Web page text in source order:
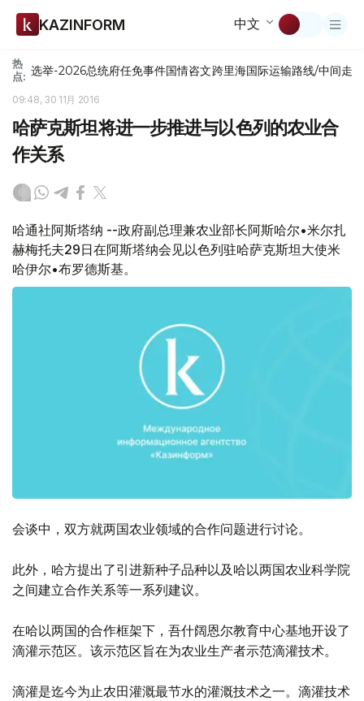
KAZINFORM 中文
热
点: 选举-2026总统府任免事件国情咨文跨里海国际运输路线/中间走廊
09:48, 30 11月 2016
哈萨克斯坦将进一步推进与以色列的农业合
作关系
哈通社阿斯塔纳 --政府副总理兼农业部长阿斯哈尔•米尔扎
赫梅托夫29日在阿斯塔纳会见以色列驻哈萨克斯坦大使米
哈伊尔•布罗德斯基。
会谈中，双方就两国农业领域的合作问题进行讨论。
此外，哈方提出了引进新种子品种以及哈以两国农业科学院
之间建立合作关系等一系列建议。
在哈以两国的合作框架下，吾什阔恩尔教育中心基地开设了
滴灌示范区。该示范区旨在为农业生产者示范滴灌技术。
滴灌是迄今为止农田灌溉最节水的灌溉技术之一。滴灌技术